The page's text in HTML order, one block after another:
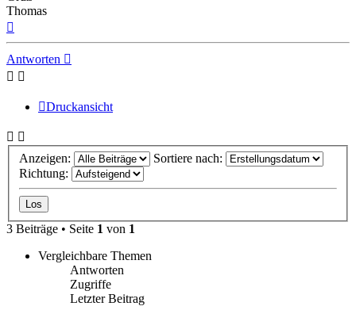
Thomas
Antworten
Druckansicht
Anzeigen:
Sortiere nach:
Richtung:
3 Beiträge • Seite 1 von 1
Vergleichbare Themen
Antworten
Zugriffe
Letzter Beitrag